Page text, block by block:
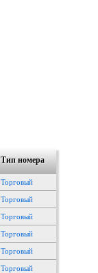
Тип номера
Торговый
Торговый
Торговый
Торговый
Торговый
Торговый